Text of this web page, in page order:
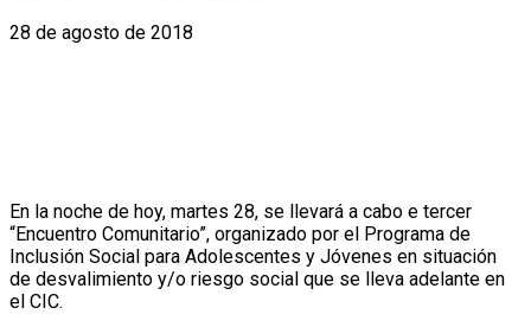
28 de agosto de 2018
En la noche de hoy, martes 28, se llevará a cabo e tercer
“Encuentro Comunitario”, organizado por el Programa de
Inclusión Social para Adolescentes y Jóvenes en situación
de desvalimiento y/o riesgo social que se lleva adelante en
el CIC.